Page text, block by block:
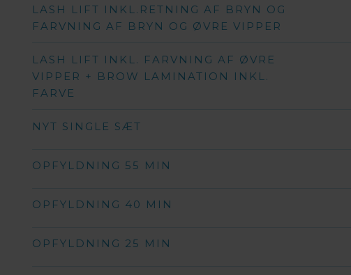
LASH LIFT INKL.RETNING AF BRYN OG
FARVNING AF BRYN OG ØVRE VIPPER
LASH LIFT INKL. FARVNING AF ØVRE
VIPPER + BROW LAMINATION INKL.
FARVE
NYT SINGLE SÆT
OPFYLDNING 55 MIN
OPFYLDNING 40 MIN
OPFYLDNING 25 MIN